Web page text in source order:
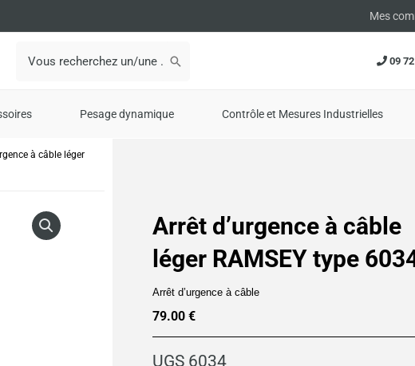
Mes
for:
09
Pesage dynamique Contrôle et Mesures Industrielles
à câble léger
Arrêt d’urgence à câble
léger RAMSEY type
Arrêt d’urgence à câble
79.00 €
UGS 6034